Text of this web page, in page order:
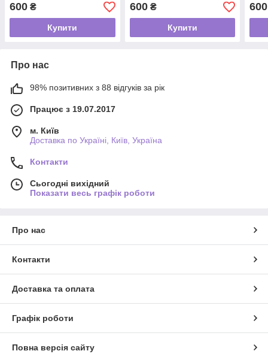
600 ₴
Купити
600₴
Купити
600
Про нас
98% позитивних з 88 відгуків за рік
Працює з 19.07.2017
м. Київ
Доставка по Україні, Київ, Україна
Контакти
Сьогодні вихідний
Показати весь графік роботи
Про нас
Контакти
Доставка та оплата
Графік роботи
Повна версія сайту